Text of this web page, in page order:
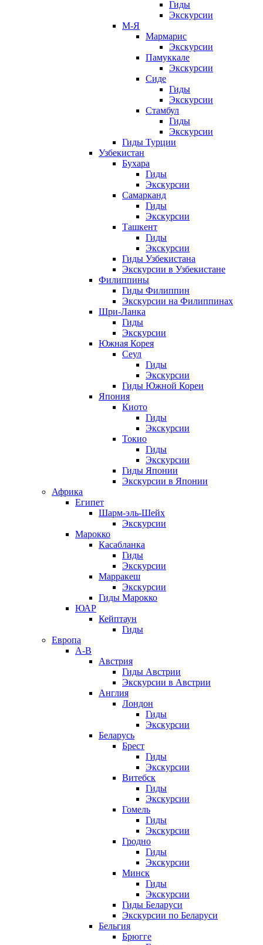
Гиды
Экскурсии
М-Я
Мармарис
Экскурсии
Памуккале
Экскурсии
Сиде
Гиды
Экскурсии
Стамбул
Гиды
Экскурсии
Гиды Турции
Узбекистан
Бухара
Гиды
Экскурсии
Самарканд
Гиды
Экскурсии
Ташкент
Гиды
Экскурсии
Гиды Узбекистана
Экскурсии в Узбекистане
Филиппины
Гиды Филиппин
Экскурсии на Филиппинах
Шри-Ланка
Гиды
Экскурсии
Южная Корея
Сеул
Гиды
Экскурсии
Гиды Южной Кореи
Япония
Киото
Гиды
Экскурсии
Токио
Гиды
Экскурсии
Гиды Японии
Экскурсии в Японии
Африка
Египет
Шарм-эль-Шейх
Экскурсии
Марокко
Касабланка
Гиды
Экскурсии
Марракеш
Экскурсии
Гиды Марокко
ЮАР
Кейптаун
Гиды
Европа
А-В
Австрия
Гиды Австрии
Экскурсии в Австрии
Англия
Лондон
Гиды
Экскурсии
Беларусь
Брест
Гиды
Экскурсии
Витебск
Гиды
Экскурсии
Гомель
Гиды
Экскурсии
Гродно
Гиды
Экскурсии
Минск
Гиды
Экскурсии
Гиды Беларуси
Экскурсии по Беларуси
Бельгия
Брюгге